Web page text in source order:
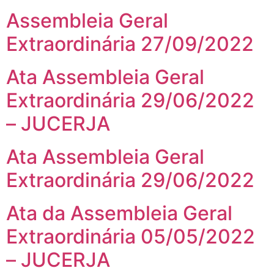
Assembleia Geral
Extraordinária 27/09/2022
Ata Assembleia Geral
Extraordinária 29/06/2022
– JUCERJA
Ata Assembleia Geral
Extraordinária 29/06/2022
Ata da Assembleia Geral
Extraordinária 05/05/2022
– JUCERJA